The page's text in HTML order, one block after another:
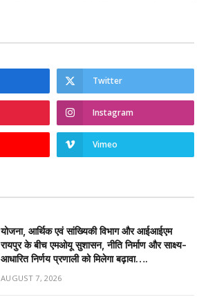
Twitter
Instagram
Vimeo
योजना, आर्थिक एवं सांख्यिकी विभाग और आईआईएम
रायपुर के बीच एमओयू सुशासन, नीति निर्माण और साक्ष्य-
आधारित निर्णय प्रणाली को मिलेगा बढ़ावा….
AUGUST 7, 2026